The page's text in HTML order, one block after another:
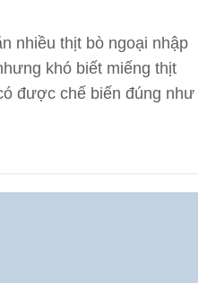
nhiều thịt bò ngoại nhập
khó biết miếng thịt
được chế biến đúng như